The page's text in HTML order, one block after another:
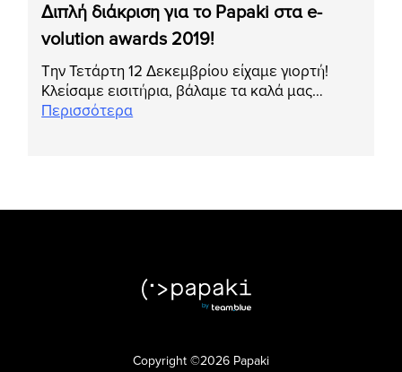
Διπλή διάκριση για το Papaki στα e-
volution awards 2019!
Την Τετάρτη 12 Δεκεμβρίου είχαμε γιορτή!
Κλείσαμε εισιτήρια, βάλαμε τα καλά μας…
Περισσότερα
Copyright ©2026 Papaki